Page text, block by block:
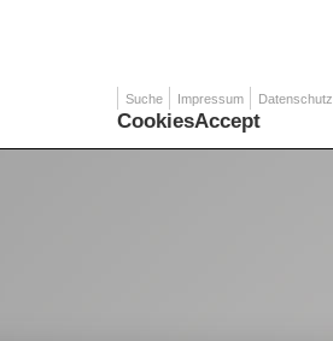
Suche Impressum Datenschutz
CookiesAccept